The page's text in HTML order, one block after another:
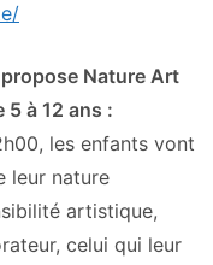
propose Nature Art
à 12 ans :
les enfants vont
leur nature
artistique,
celui qui leur